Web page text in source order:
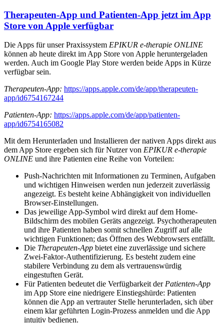
Therapeuten-App und Patienten-App jetzt im App
Store von Apple verfügbar
Die Apps für unser Praxissystem EPIKUR e-therapie ONLINE
können ab heute direkt im App Store von Apple heruntergeladen
werden. Auch im Google Play Store werden beide Apps in Kürze
verfügbar sein.
Therapeuten-App: https://apps.apple.com/de/app/therapeuten-
app/id6754167244
Patienten-App: https://apps.apple.com/de/app/patienten-
app/id6754165082
Mit dem Herunterladen und Installieren der nativen Apps direkt aus
dem App Store ergeben sich für Nutzer von EPIKUR e-therapie
ONLINE und ihre Patienten eine Reihe von Vorteilen:
Push-Nachrichten mit Informationen zu Terminen, Aufgaben
und wichtigen Hinweisen werden nun jederzeit zuverlässig
angezeigt. Es besteht keine Abhängigkeit von individuellen
Browser-Einstellungen.
Das jeweilige App-Symbol wird direkt auf dem Home-
Bildschirm des mobilen Geräts angezeigt. Psychotherapeuten
und ihre Patienten haben somit schnellen Zugriff auf alle
wichtigen Funktionen; das Öffnen des Webbrowsers entfällt.
Die Therapeuten-App bietet eine zuverlässige und sichere
Zwei-Faktor-Authentifizierung. Es besteht zudem eine
stabilere Verbindung zu dem als vertrauenswürdig
eingestuften Gerät.
Für Patienten bedeutet die Verfügbarkeit derPatienten-App
im App Store eine niedrigere Einstiegshürde: Patienten
können die App an vertrauter Stelle herunterladen, sich über
einem klar geführten Login-Prozess anmelden und die App
intuitiv bedienen.